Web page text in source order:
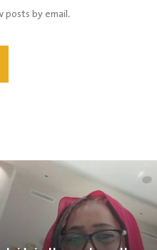
posts by email.